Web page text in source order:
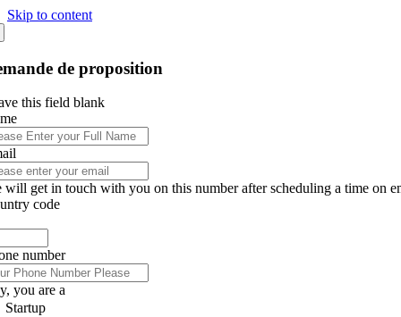
Skip to content
de proposition
this field blank
will get in touch with you on this number after scheduling a time on
code
number
you are a
Startup